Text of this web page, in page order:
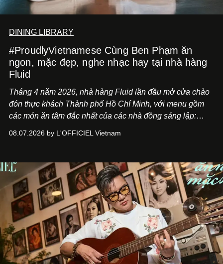
DINING LIBRARY
#ProudlyVietnamese Cùng Ben Phạm ăn
ngon, mặc đẹp, nghe nhạc hay tại nhà hàng
Fluid
Tháng 4 năm 2026, nhà hàng Fluid lần đầu mở cửa chào
đón thực khách Thành phố Hồ Chí Minh, với menu gồm
các món ăn tâm đắc nhất của các nhà đồng sáng lập:
món ăn đa dạng từ Á đến Âu nhanh chóng được yêu thích
mang đến niềm vui cho thực khách.
08.07.2026 by L'OFFICIEL Vietnam